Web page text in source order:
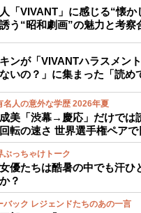
「VIVANT」に感じる“懐
う“昭和劇画”の魅力と考察
ンが「VIVANTハラスメン
いの？」に集まった「読め
名人の意外な学歴 2026年夏
美「渋幕→慶応」だけでは
転の速さ 世界選手権ペア
ぶっちゃけトーク
優たちは酷暑の中でも汗ひ
？
バック レジェンドたちのあの一言